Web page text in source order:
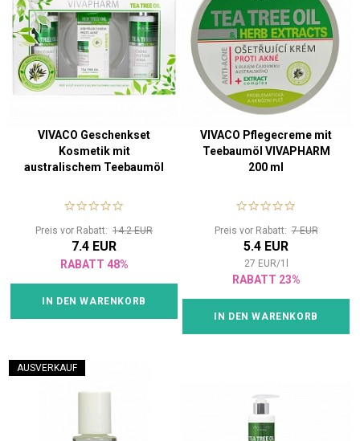
VIVACO Geschenkset
Kosmetik mit
australischem Teebaumöl
Preis vor Rabatt: 14.2 EUR
7.4 EUR
RABATT 48%
IN DEN WARENKORB
VIVACO Pflegecreme mit
Teebaumöl VIVAPHARM
200 ml
Preis vor Rabatt:7 EUR
5.4 EUR
27 EUR/1
RABATT 23%
IN DEN WARENKORB
AUSVERKAUF